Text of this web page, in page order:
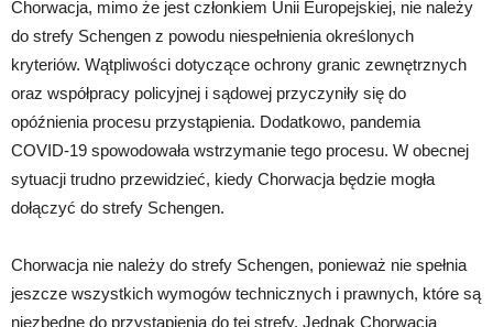
Chorwacja, mimo że jest członkiem Unii Europejskiej, nie należy
do strefy Schengen z powodu niespełnienia określonych
kryteriów. Wątpliwości dotyczące ochrony granic zewnętrznych
oraz współpracy policyjnej i sądowej przyczyniły się do
opóźnienia procesu przystąpienia. Dodatkowo, pandemia
COVID-19 spowodowała wstrzymanie tego procesu. W obecnej
sytuacji trudno przewidzieć, kiedy Chorwacja będzie mogła
dołączyć do strefy Schengen.
Chorwacja nie należy do strefy Schengen, ponieważ nie spełnia
jeszcze wszystkich wymogów technicznych i prawnych, które są
niezbędne do przystąpienia do tej strefy. Jednak Chorwacja